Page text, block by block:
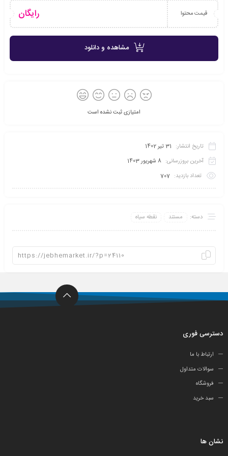
قیمت محتوا رایگان
مشاهده و دانلود
امتیازی ثبت نشده است
تاریخ انتشار: 31 تیر 1402
آخرین بروزرسانی: 8 شهریور 1403
تعداد بازدید: 707
دسته: مستند نقطه سیاه
دسترسی فوری
ارتباط با ما
سوالات متداول
فروشگاه
سبد خرید
نشان ها